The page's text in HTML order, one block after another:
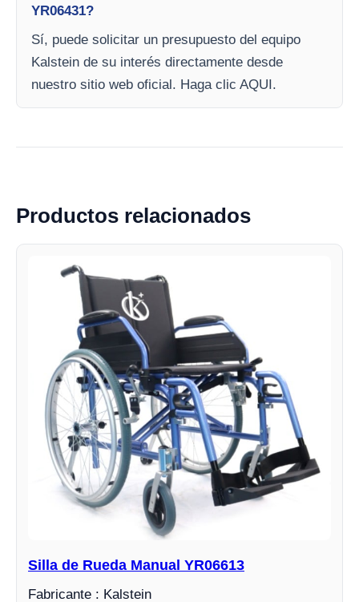
YR06431?
Sí, puede solicitar un presupuesto del equipo
Kalstein de su interés directamente desde
nuestro sitio web oficial. Haga clic AQUI.
Productos relacionados
Silla de Rueda Manual YR06613
Fabricante : Kalstein